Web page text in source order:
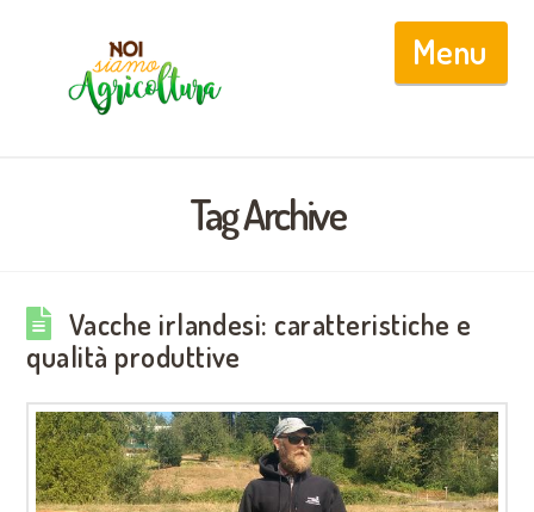
Tag Archive
Vacche irlandesi: caratteristiche e
qualità produttive